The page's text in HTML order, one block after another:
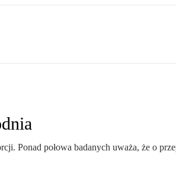
Ponad połowa badanych uważa, że o